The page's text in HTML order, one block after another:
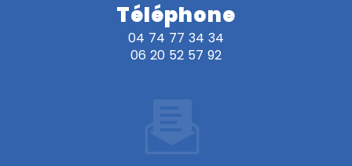
Téléphone
04 74 77 34 34
06 20 52 57 92